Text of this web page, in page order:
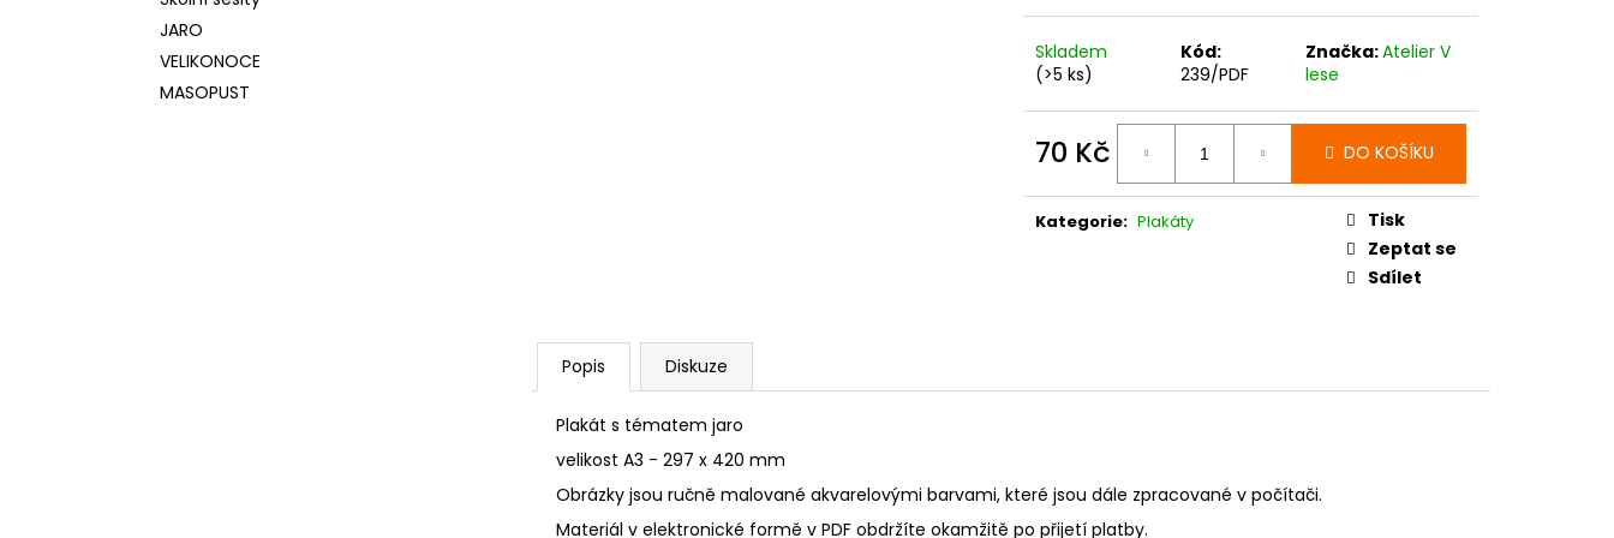
JARO
VELIKONOCE
MASOPUST
Skladem
(>5 ks)
Kód:
239/PDF
Značka:Atelier V
lese
70 Kč
cena:
DO KOŠÍKU
Kategorie: Plakáty
Tisk
Zeptat se
Sdílet
Popis Diskuze
Plakát s tématem jaro
velikost A3 - 297 x 420 mm
Obrázky jsou ručně malované akvarelovými barvami, které jsou dále zpracované v počítači.
Materiál v elektronické formě v PDF obdržíte okamžitě po přijetí platby.